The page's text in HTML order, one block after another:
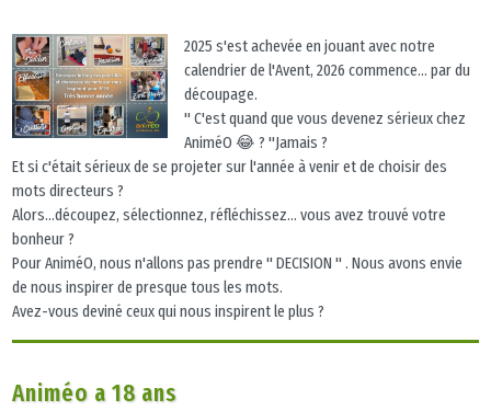
2025 s'est achevée en jouant avec notre
calendrier de l'Avent, 2026 commence... par du
découpage.
" C'est quand que vous devenez sérieux chez
AniméO 😂 ? "Jamais ?
Et si c'était sérieux de se projeter sur l'année à venir et de choisir des
mots directeurs ?
Alors...découpez, sélectionnez, réfléchissez... vous avez trouvé votre
bonheur ?
Pour AniméO, nous n'allons pas prendre " DECISION " . Nous avons envie
de nous inspirer de presque tous les mots.
Avez-vous deviné ceux qui nous inspirent le plus ?
Animéo a 18 ans